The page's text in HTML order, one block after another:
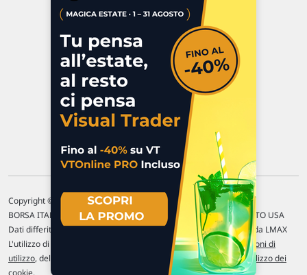
47923 Rimini
P.IVA 02 452 460 401
Chi siamo
Commenti e segnalazioni
Contattaci
Copyright © 1996-2026 Traderlink Italia s.r.l.
BORSA ITALIANA Quotazioni di borsa differite di 15 min. / MERCATO USA
Dati differiti di 15 min. (fonte Intrinio) / FOREX Quotazioni fornite da LMAX
L'utilizzo di questo sito implica l'accettazione delle nostreCondizioni di
utilizzo, del Politiche sulla privacye dell'Utilizzo dei
cookie.